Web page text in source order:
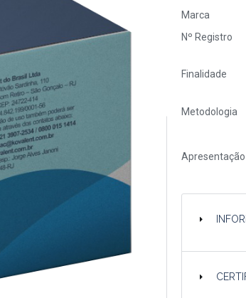
Marca
Nº Registro
Finalidade
Metodologia
Apresentação